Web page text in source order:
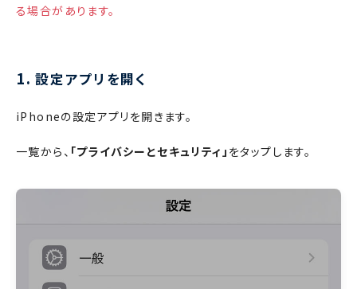
る場合があります。
1. 設定アプリを開く
iPhoneの設定アプリを開きます。
一覧から、 「プライバシーとセキュリティ」 をタップします。